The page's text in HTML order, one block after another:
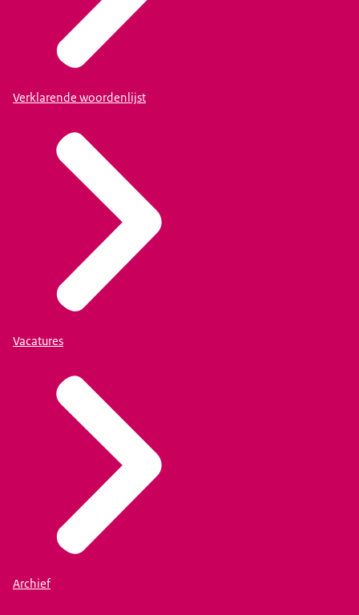
Verklarende woordenlijst
Vacatures
Archief